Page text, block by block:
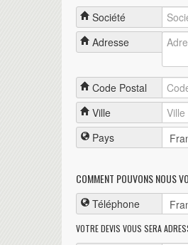
Société
Adresse
Code Postal
Ville
Pays
COMMENT POUVONS NOUS
Téléphone
VOTRE DEVIS VOUS SERA